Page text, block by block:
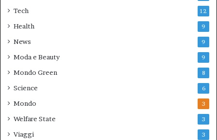
Tech 12
Health 9
News 9
Moda e Beauty 9
Mondo Green 8
Science 6
Mondo 3
Welfare State 3
Viaggi 3